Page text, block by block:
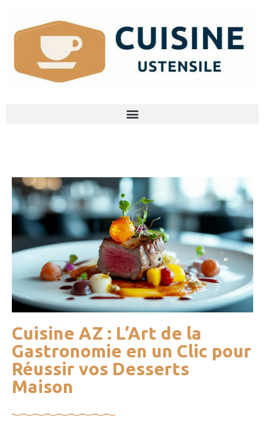
Cuisine AZ : L’Art de la
Gastronomie en un Clic pour
Réussir vos Desserts
Maison